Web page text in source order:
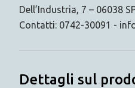
Dell’Industria, 7 – 06038
Contatti: 0742-30091 -
Dettagli sul